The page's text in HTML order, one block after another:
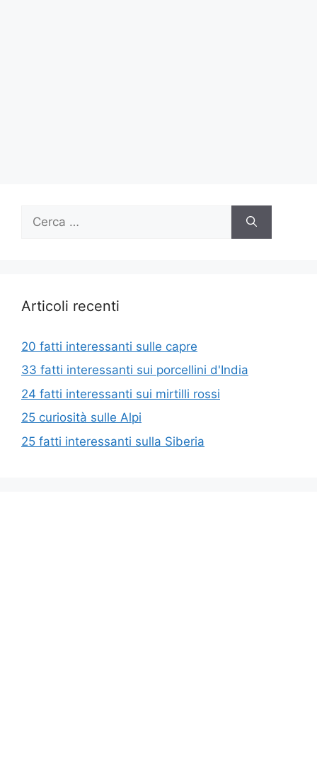
per:
Articoli recenti
20 fatti interessanti sulle capre
33 fatti interessanti sui porcellini d'India
24 fatti interessanti sui mirtilli rossi
25 curiosità sulle Alpi
25 fatti interessanti sulla Siberia